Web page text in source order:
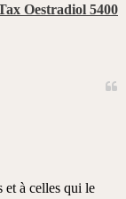
Oestradiol 5400
et à celles qui le